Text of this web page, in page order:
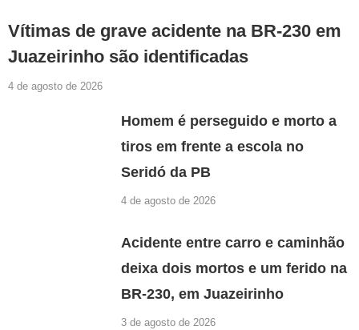
Vítimas de grave acidente na BR-230 em
Juazeirinho são identificadas
4 de agosto de 2026
Homem é perseguido e morto a
tiros em frente a escola no
Seridó da PB
4 de agosto de 2026
Acidente entre carro e caminhão
deixa dois mortos e um ferido na
BR-230, em Juazeirinho
3 de agosto de 2026